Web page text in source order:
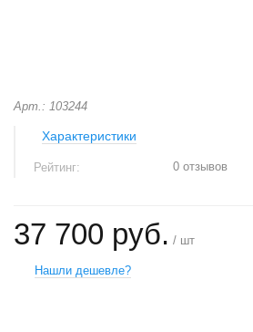
Арт.: 103244
Характеристики
Рейтинг: 0 отзывов
37 700 руб. / шт
Нашли дешевле?